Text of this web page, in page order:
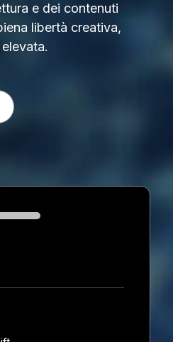
e dei contenuti
libertà creativa,